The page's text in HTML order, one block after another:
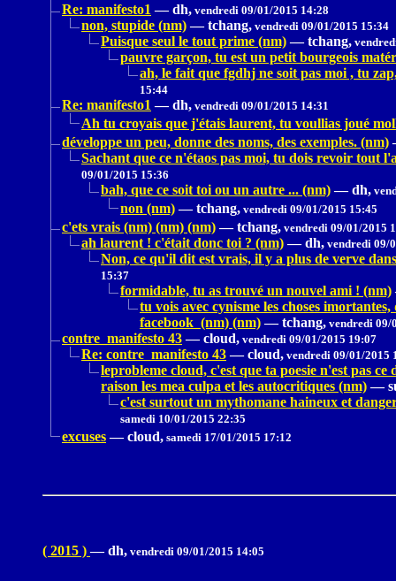
Re: manifesto1 — dh, vendredi 09/01/2015 14:28
non, stupide (nm) — tchang, vendredi 09/01/2015 15:34
Puisque seul le tout prime (nm) — tchang,
pauvre garçon, tu est un petit bourgeois
ah, le fait que fgdhj ne soit pas moi , tu
15:44
Re: manifesto1 — dh, vendredi 09/01/2015 14:31
Ah tu croyais que j'étais laurent, tu voullias joué
développe un peu, donne des noms, des exemples. (nm)
Sachant que ce n'étaos pas moi, tu dois revoir tout
09/01/2015 15:36
bah, que ce soit toi ou un autre ... (nm) — dh,
non (nm) — tchang, vendredi 09/01/2015 15:45
c'ets vrais (nm) (nm) (nm) — tchang, vendredi 09/01/2015
ah laurent ! c'était donc toi ? (nm) — dh, vendredi 09/
Non, ce qu'il dit est vrais, il y a plus de verve
15:37
formidable, tu as trouvé un nouvel ami ! (nm)
tu vois avec cynisme les choses
facebook (nm) (nm) — tchang, vendredi 09/
contre_manifesto 43 — cloud, vendredi 09/01/2015 19:07
Re: contre_manifesto 43 — cloud, vendredi 09/01/2015
leprobleme cloud, c'est que ta poesie n'est pas
raison les mea culpa et les autocritiques (nm) —
c'est surtout un mythomane haineux et
samedi 10/01/2015 22:35
excuses — cloud, samedi 17/01/2015 17:12
( 2015 )— dh, vendredi 09/01/2015 14:05